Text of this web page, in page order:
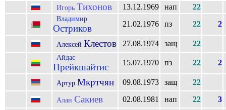
Игорь Тихонов 13.12.1969 нап 22
Владимир
Остриков 21.02.1976 пз 22 2
Алексей Клестов 27.08.1974 защ 22
Айдас
Прейкшайтис 15.07.1970 пз 22 2
Артур Мкртчян 09.08.1973 защ 22
Алан Сакиев 02.08.1981 нап 22 3